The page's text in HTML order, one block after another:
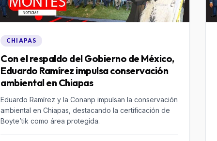
CHIAPAS
Con el respaldo del Gobierno de México,
Eduardo Ramírez impulsa conservación
ambiental en Chiapas
Eduardo Ramírez y la Conanp impulsan la conservación
ambiental en Chiapas, destacando la certificación de
Boyte’tik como área protegida.